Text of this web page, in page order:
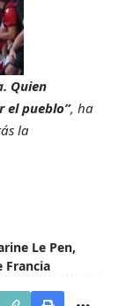
Quien
el pueblo”, ha
la
Le Pen,
Francia